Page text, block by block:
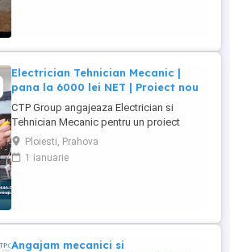
Electrician Tehnician Mecanic |
pana la 6000 lei NET | Proiect nou
CTP Group angajeaza Electrician si
Tehnician Mecanic pentru un proiect
industrial nou. Daca ai experienta tehnica
si iti doresti un loc de munca stabil, bine
platit, cu perspective reale de dezvoltare,
Ploiesti, Prahova
1 ianuarie
Angajam mecanici si